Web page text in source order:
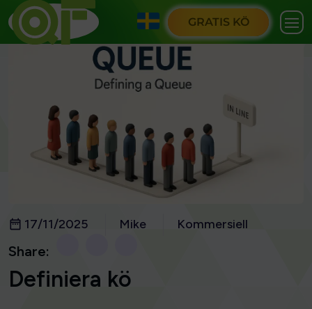
GRATIS KÖ
17/11/2025 Mike Kommersiell
Share:
Definiera kö